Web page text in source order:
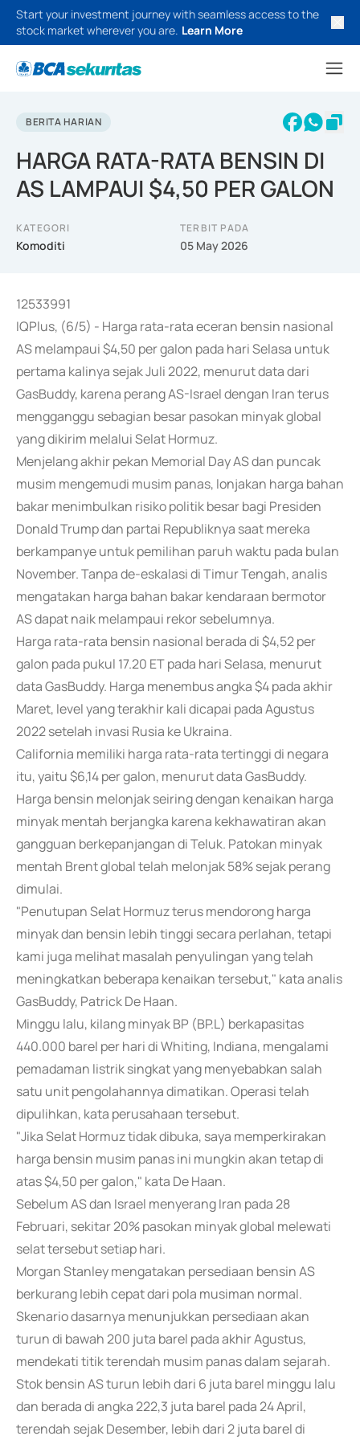
Start your investment journey with seamless access to the
stock market wherever you are. Learn More
BERITA HARIAN
HARGA RATA-RATA BENSIN DI
AS LAMPAUI $4,50 PER GALON
KATEGORI
Komoditi
TERBIT PADA
05 May 2026
12533991
IQPlus, (6/5) - Harga rata-rata eceran bensin nasional
AS melampaui $4,50 per galon pada hari Selasa untuk
pertama kalinya sejak Juli 2022, menurut data dari
GasBuddy, karena perang AS-Israel dengan Iran terus
mengganggu sebagian besar pasokan minyak global
yang dikirim melalui Selat Hormuz.
Menjelang akhir pekan Memorial Day AS dan puncak
musim mengemudi musim panas, lonjakan harga bahan
bakar menimbulkan risiko politik besar bagi Presiden
Donald Trump dan partai Republiknya saat mereka
berkampanye untuk pemilihan paruh waktu pada bulan
November. Tanpa de-eskalasi di Timur Tengah, analis
mengatakan harga bahan bakar kendaraan bermotor
AS dapat naik melampaui rekor sebelumnya.
Harga rata-rata bensin nasional berada di $4,52 per
galon pada pukul 17.20 ET pada hari Selasa, menurut
data GasBuddy. Harga menembus angka $4 pada akhir
Maret, level yang terakhir kali dicapai pada Agustus
2022 setelah invasi Rusia ke Ukraina.
California memiliki harga rata-rata tertinggi di negara
itu, yaitu $6,14 per galon, menurut data GasBuddy.
Harga bensin melonjak seiring dengan kenaikan harga
minyak mentah berjangka karena kekhawatiran akan
gangguan berkepanjangan di Teluk. Patokan minyak
mentah Brent global telah melonjak 58% sejak perang
dimulai.
"Penutupan Selat Hormuz terus mendorong harga
minyak dan bensin lebih tinggi secara perlahan, tetapi
kami juga melihat masalah penyulingan yang telah
meningkatkan beberapa kenaikan tersebut," kata analis
GasBuddy, Patrick De Haan.
Minggu lalu, kilang minyak BP (BP.L) berkapasitas
440.000 barel per hari di Whiting, Indiana, mengalami
pemadaman listrik singkat yang menyebabkan salah
satu unit pengolahannya dimatikan. Operasi telah
dipulihkan, kata perusahaan tersebut.
"Jika Selat Hormuz tidak dibuka, saya memperkirakan
harga bensin musim panas ini mungkin akan tetap di
atas $4,50 per galon," kata De Haan.
Sebelum AS dan Israel menyerang Iran pada 28
Februari, sekitar 20% pasokan minyak global melewati
selat tersebut setiap hari.
Morgan Stanley mengatakan persediaan bensin AS
berkurang lebih cepat dari pola musiman normal.
Skenario dasarnya menunjukkan persediaan akan
turun di bawah 200 juta barel pada akhir Agustus,
mendekati titik terendah musim panas dalam sejarah.
Stok bensin AS turun lebih dari 6 juta barel minggu lalu
dan berada di angka 222,3 juta barel pada 24 April,
terendah sejak Desember, lebih dari 2 juta barel di